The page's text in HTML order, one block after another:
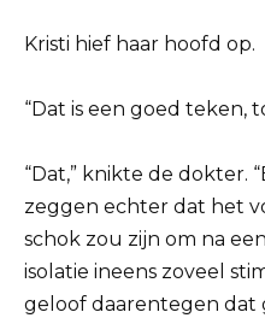
Kristi hief haar hoofd op.
“Dat is een goed teken,
“Dat,” knikte de dokter.
zeggen echter dat het
schok zou zijn om na
isolatie ineens zoveel
geloof daarentegen dat